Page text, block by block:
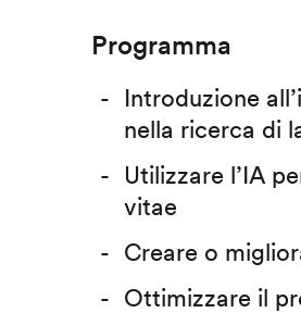
Programma
Introduzione
nella ricerca di
Utilizzare l’IA
vitae
Creare o
Ottimizzare il